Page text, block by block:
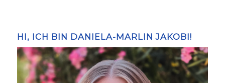
HI, ICH BIN DANIELA-MARLIN JAKOBI!